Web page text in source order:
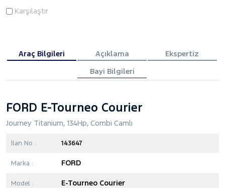
Karşılaştır
Araç Bilgileri Açıklama
Ekspertiz
Bayi Bilgileri
FORD E-Tourneo Courier
Journey Titanium, 134Hp, Combi Camlı
İlan No : 143647
Marka : FORD
Model : E-Tourneo Courier